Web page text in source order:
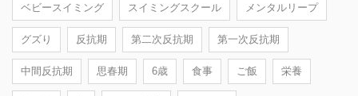
ベビースイミング スイミングスクール メンタルリープ
グズり 反抗期 第二次反抗期 第一次反抗期
中間反抗期 思春期 6歳 食事 ご飯 栄養